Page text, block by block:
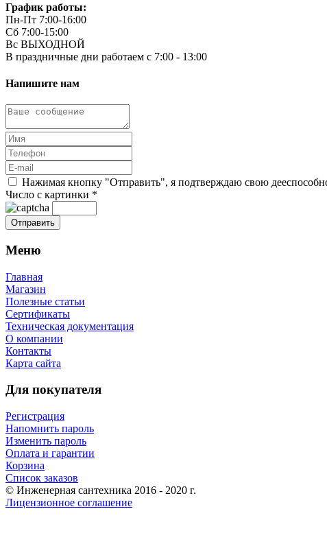
График работы:
Пн-Пт 7:00-16:00
Сб 7:00-15:00
Вс ВЫХОДНОЙ
В праздничные дни работаем с 7:00 - 13:00
Напишите нам
Нажимая кнопку "Отправить", я подтверждаю свою
Число с картинки *
Меню
Главная
Магазин
Полезные статьи
Сертификаты
Техническая документация
О компании
Контакты
Карта сайта
Для покупателя
Регистрация
Напомнить пароль
Изменить пароль
Оплата и гарантии
Корзина
Список заказов
© Инженерная сантехника 2016 - 2020 г.
Лицензионное соглашение